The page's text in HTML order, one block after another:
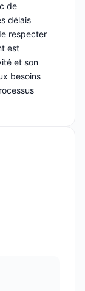
de
délais
respecter
est
et son
besoins